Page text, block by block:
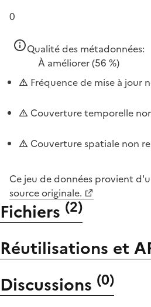
0
Qualité des métadonnées:
À améliorer(56 %)
Fréquence de mise à jour
Couverture temporelle
Couverture spatiale non
Ce jeu de données provient
source originale.
Fichiers (2)
Réutilisations et
Discussions (0)